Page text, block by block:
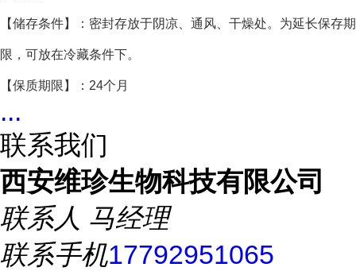
【储存条件】：密封存放于阴凉、通风、干燥处。为延长保存期
限，可放在冷藏条件下。
【保质期限】：24个月
...
联系我们
西安维珍生物科技有限公司
联系人 马经理
联系手机17792951065